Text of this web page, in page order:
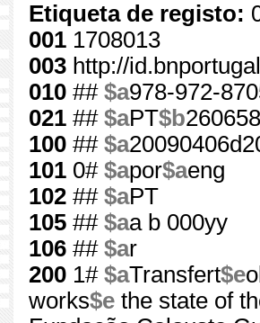
Etiqueta de registo:
001 1708013
003 http://
010 ## $a978-972-
021 ## $aPT$b
100 ## $a
101 0# $apor$aeng
102 ## $aPT
105 ## $aa b 000yy
106 ## $ar
200 1# $aTransfert$e
works$e the state of